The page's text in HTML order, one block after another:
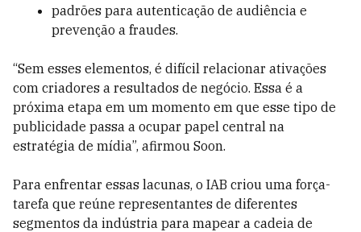
padrões para autenticação de audiência e
prevenção a fraudes.
“Sem esses elementos, é difícil relacionar ativações
com criadores a resultados de negócio. Essa é a
próxima etapa em um momento em que esse tipo de
publicidade passa a ocupar papel central na
estratégia de mídia”, afirmou Soon.
Para enfrentar essas lacunas, o IAB criou uma força-
tarefa que reúne representantes de diferentes
segmentos da indústria para mapear a cadeia de